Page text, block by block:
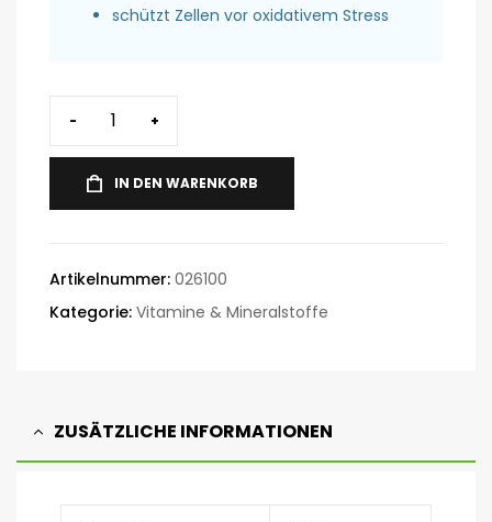
schützt Zellen vor oxidativem Stress
- +
IN DEN WARENKORB
Artikelnummer: 026100
Kategorie: Vitamine & Mineralstoffe
ZUSÄTZLICHE INFORMATIONEN